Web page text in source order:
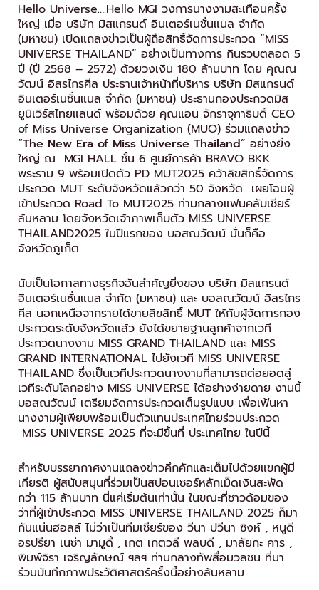
Hello Universe….Hello MGI วงการนางงามสะเทือนครั้ง
ใหญ่ เมื่อ บริษัท มิสแกรนด์ อินเตอร์เนชั่นแนล จำกัด
(มหาชน) เปิดแถลงข่าวเป็นผู้ถือสิทธิ์จัดการประกวด “MISS
UNIVERSE THAILAND” อย่างเป็นทางการ กินรวบตลอด 5
ปี (ปี 2568 – 2572) ด้วยวงเงิน 180 ล้านบาท โดย คุณณ
วัฒน์ อิสรไกรศีล ประธานเจ้าหน้าที่บริหาร บริษัท มิสแกรนด์
อินเตอร์เนชั่นแนล จำกัด (มหาชน) ประธานกองประกวดมิส
ยูนิเวิร์สไทยแลนด์ พร้อมด้วย คุณแอน จักราจุฑาธิบดิ์ CEO
of Miss Universe Organization (MUO) ร่วมแถลงข่าว
“The New Era of Miss Universe Thailand” อย่างยิ่ง
ใหญ่ ณ MGI HALL ชั้น 6 ศูนย์การค้า BRAVO BKK
พระราม 9 พร้อมเปิดตัว PD MUT2025 คว้าลิขสิทธิ์จัดการ
ประกวด MUT ระดับจังหวัดแล้วกว่า 50 จังหวัด เผยโฉมผู้
เข้าประกวด Road To MUT2025 ท่ามกลางแฟนคลับเชียร์
ล้นหลาม โดยจังหวัดเจ้าภาพเก็บตัว MISS UNIVERSE
THAILAND2025 ในปีแรกของ บอสณวัฒน์ นั่นก็คือ
จังหวัดภูเก็ต
นับเป็นโอกาสทางธุรกิจอันสำคัญยิ่งของ บริษัท มิสแกรนด์
อินเตอร์เนชั่นแนล จำกัด (มหาชน) และ บอสณวัฒน์ อิสรไกร
ศีล นอกเหนือจากรายได้ขายลิขสิทธิ์ MUT ให้กับผู้จัดการกอง
ประกวดระดับจังหวัดแล้ว ยังได้ขยายฐานลูกค้าจากเวที
ประกวดนางงาม MISS GRAND THAILAND และ MISS
GRAND INTERNATIONAL ไปยังเวที MISS UNIVERSE
THAILAND ซึ่งเป็นเวทีประกวดนางงามที่สามารถต่อยอดสู่
เวทีระดับโลกอย่าง MISS UNIVERSE ได้อย่างง่ายดาย งานนี้
บอสณวัฒน์ เตรียมจัดการประกวดเต็มรูปแบบ เพื่อเฟ้นหา
นางงามผู้เพียบพร้อมเป็นตัวแทนประเทศไทยร่วมประกวด
MISS UNIVERSE 2025 ที่จะมีขึ้นที่ ประเทศไทย ในปีนี้
สำหรับบรรยากาศงานแถลงข่าวคึกคักและเต็มไปด้วยแขกผู้มี
เกียรติ ผู้สนับสนุนที่ร่วมเป็นสปอนเซอร์หลักเม็ดเงินสะพัด
กว่า 115 ล้านบาท นี่แค่เริ่มต้นเท่านั้น ในขณะที่ชาวด้อมของ
ว่าที่ผู้เข้าประกวด MISS UNIVERSE THAILAND 2025 ก็มา
กันแน่นฮอลล์ ไม่ว่าเป็นทีมเชียร์ของ วีนา ปวีนา ซิงห์ , หนูดี
อรปรียา เนซ่า มามูดี้ , เกต เกตวลี พลบดี , มาลัยกะ คาร ,
พิมพ์จิรา เจริญลักษณ์ ฯลฯ ท่ามกลางทัพสื่อมวลชน ที่มา
ร่วมบันทึกภาพประวัติศาสตร์ครั้งนี้อย่างล้นหลาม